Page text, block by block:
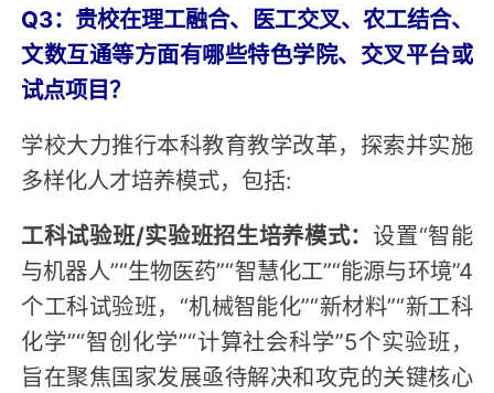
Q3：贵校在理工融合、医工交叉、农工结合、
文数互通等方面有哪些特色学院、交叉平台或
试点项目？
学校大力推行本科教育教学改革，探索并实施
多样化人才培养模式，包括:
工科试验班/实验班招生培养模式：设置“智能
与机器人”“生物医药”“智慧化工”“能源与环境”4
个工科试验班，“机械智能化”“新材料”“新工科
化学”“智创化学”“计算社会科学”5个实验班，
旨在聚焦国家发展亟待解决和攻克的关键核心